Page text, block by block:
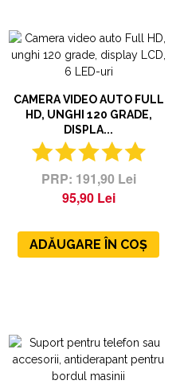
CAMERA VIDEO AUTO FULL
HD, UNGHI 120 GRADE,
DISPLA...
191,90 Lei
95,90 Lei
ADĂUGARE ÎN COȘ